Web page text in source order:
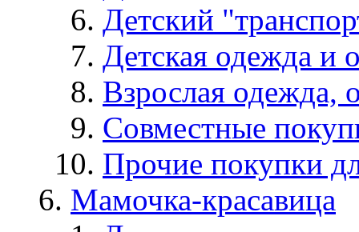
Детский
Детская одежда и
Взрослая одежда,
Совместные
Прочие покупки
Мамочка-красавица